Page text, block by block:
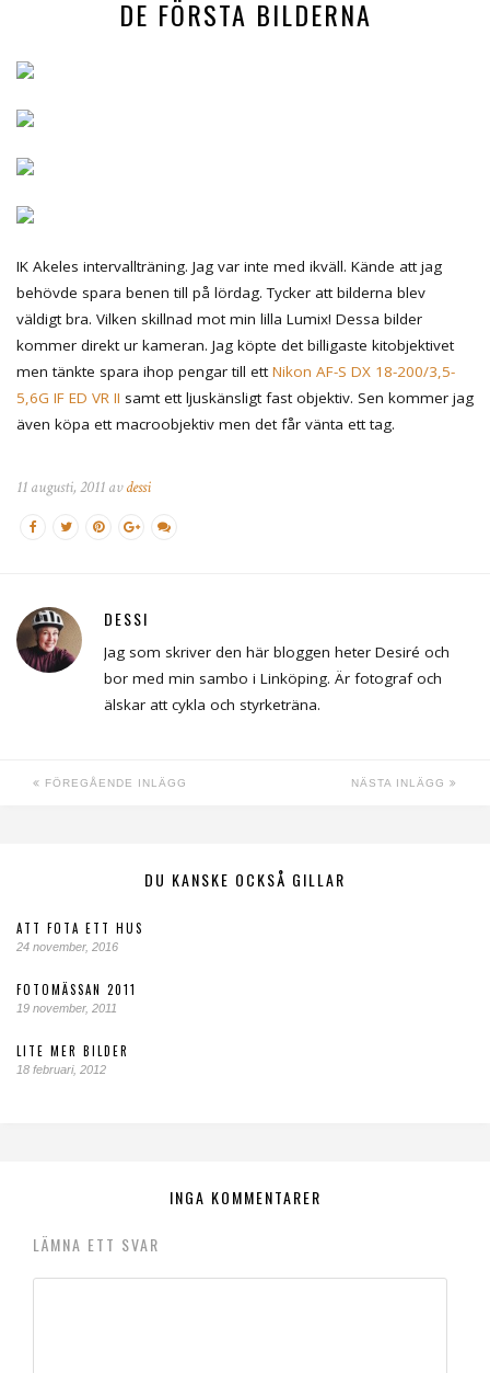
DE FÖRSTA BILDERNA
IK Akeles intervallträning. Jag var inte med ikväll. Kände att jag
behövde spara benen till på lördag. Tycker att bilderna blev
väldigt bra. Vilken skillnad mot min lilla Lumix! Dessa bilder
kommer direkt ur kameran. Jag köpte det billigaste kitobjektivet
men tänkte spara ihop pengar till ettNikon AF-S DX 18-200/3,5-
5,6G IF ED VR II samt ett ljuskänsligt fast objektiv. Sen kommer jag
även köpa ett macroobjektiv men det får vänta ett tag.
11 augusti, 2011 avdessi
DESSI
Jag som skriver den här bloggen heter Desiré och
bor med min sambo i Linköping. Är fotograf och
älskar att cykla och styrketräna.
FÖREGÅENDE INLÄGG NÄSTA INLÄGG
DU KANSKE OCKSÅ GILLAR
ATT FOTA ETT HUS
24 november, 2016
FOTOMÄSSAN 2011
19 november, 2011
LITE MER BILDER
18 februari, 2012
INGA KOMMENTARER
LÄMNA ETT SVAR